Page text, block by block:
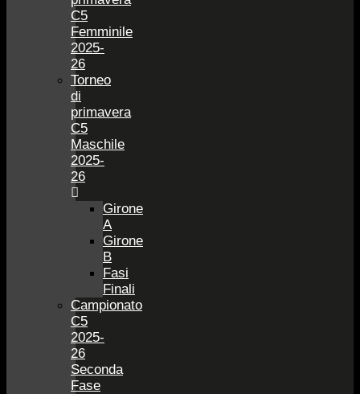
C5
Femminile
2025-
26
Torneo
di
primavera
C5
Maschile
2025-
26
Girone
A
Girone
B
Fasi
Finali
Campionato
C5
2025-
26
Seconda
Fase